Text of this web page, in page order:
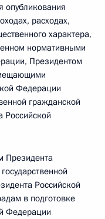
опубликования
расходах,
характера,
нормативными
Президентом
Федерации
гражданской
Российской
Президента
Российской
в подготовке
Федерации